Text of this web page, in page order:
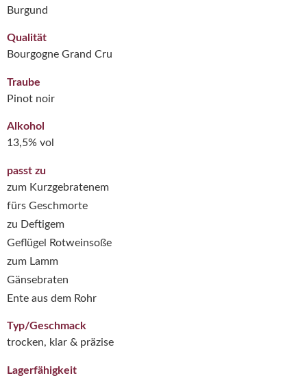
Burgund
Qualität
Bourgogne Grand Cru
Traube
Pinot noir
Alkohol
13,5% vol
passt zu
zum Kurzgebratenem
fürs Geschmorte
zu Deftigem
Geflügel Rotweinsoße
zum Lamm
Gänsebraten
Ente aus dem Rohr
Typ/Geschmack
trocken, klar & präzise
Lagerfähigkeit